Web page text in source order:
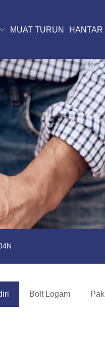
MUAT TURUN HANTAR
Bolt Logam